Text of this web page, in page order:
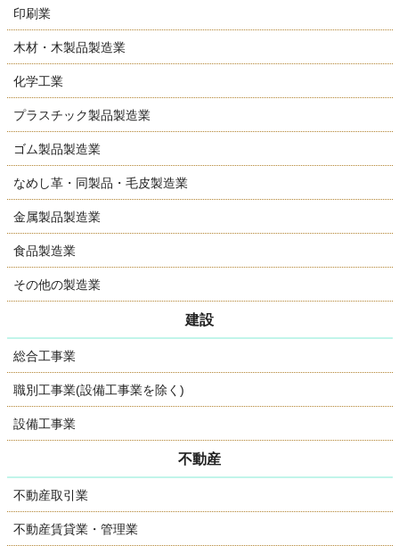
印刷業
木材・木製品製造業
化学工業
プラスチック製品製造業
ゴム製品製造業
なめし革・同製品・毛皮製造業
金属製品製造業
食品製造業
その他の製造業
建設
総合工事業
職別工事業(設備工事業を除く)
設備工事業
不動産
不動産取引業
不動産賃貸業・管理業